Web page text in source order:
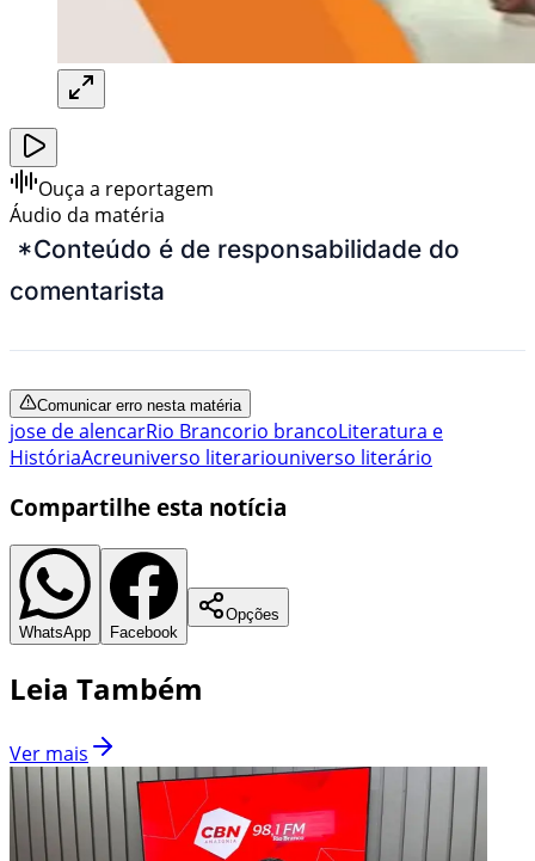
Ouça a reportagem
Áudio da matéria
*Conteúdo é de responsabilidade do
comentarista
Comunicar erro nesta matéria
jose de alencarRio Brancorio brancoLiteratura e
HistóriaAcreuniverso literariouniverso literário
Compartilhe esta notícia
WhatsApp Facebook
Opções
Leia Também
Ver mais